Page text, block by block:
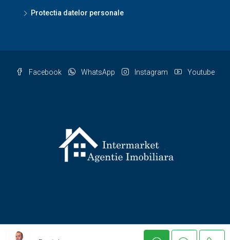
Protectia datelor personale
Facebook WhatsApp Instagram Youtube